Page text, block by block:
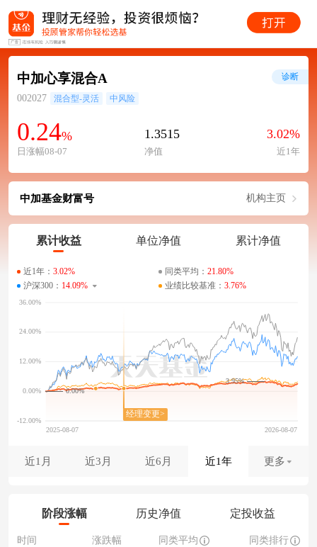
中加心享混合A
002027 混合型-灵活 中风险
0.24%
日涨幅08-07
1.3515
净值
3.02%
近1年
诊断
中加基金财富号 机构主页
累计收益 单位净值 累计净值
近1年： 3.02% 同类平均： 21.80%
沪深300： 14.09% 业绩比较基准： 3.76%
0.00%
3.95%
近1月 近3月 近6月 近1年 更多
阶段涨幅 历史净值 定投收益
时间 涨跌幅 同类平均 同类排行